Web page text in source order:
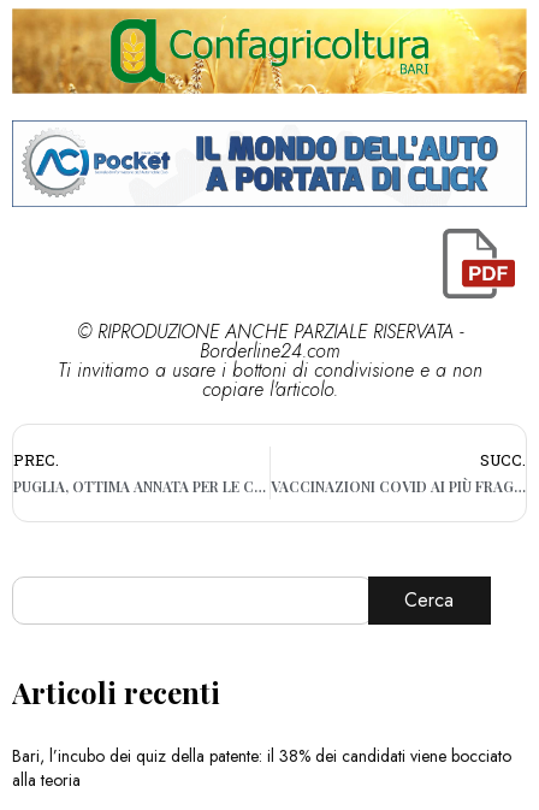
© RIPRODUZIONE ANCHE PARZIALE RISERVATA -
Borderline24.com
Ti invitiamo a usare i bottoni di condivisione e a non
copiare l'articolo.
PREC.
PUGLIA, OTTIMA ANNATA PER LE CILIEGIE: “PREZZO ADEGUATO, RIPAGATO INVESTIMENTO AGRICOLTORI”
SUCC.
VACCINAZIONI COVID AI PIÙ FRAGILI IN PUGLIA NON ANCORA COMPLETE, LA REGIONE ALLE ASL: “VERIFICARE I CASI UNO PER UNO”
Cerca
Articoli recenti
Bari, l’incubo dei quiz della patente: il 38% dei candidati viene bocciato
alla teoria